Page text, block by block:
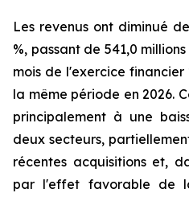
Les revenus ont diminué
%, passant de 541,0
mois de l'exercice financier
la même période en 2026.
principalement à une
deux secteurs,
récentes acquisitions et,
par l'effet favorable de